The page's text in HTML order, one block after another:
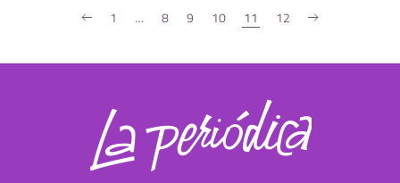
1 … 8 9 10 11 12